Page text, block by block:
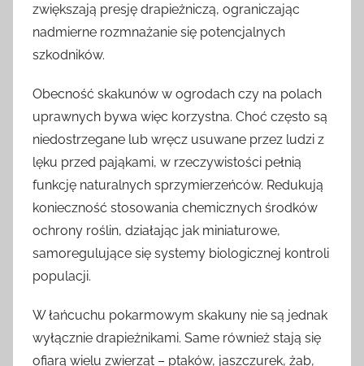
zwiększają presję drapieżniczą, ograniczając
nadmierne rozmnażanie się potencjalnych
szkodników.
Obecność skakunów w ogrodach czy na polach
uprawnych bywa więc korzystna. Choć często są
niedostrzegane lub wręcz usuwane przez ludzi z
lęku przed pająkami, w rzeczywistości pełnią
funkcję naturalnych sprzymierzeńców. Redukują
konieczność stosowania chemicznych środków
ochrony roślin, działając jak miniaturowe,
samoregulujące się systemy biologicznej kontroli
populacji.
W łańcuchu pokarmowym skakuny nie są jednak
wyłącznie drapieżnikami. Same również stają się
ofiarą wielu zwierząt – ptaków, jaszczurek, żab,